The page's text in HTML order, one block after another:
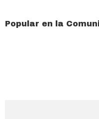
Popular en la